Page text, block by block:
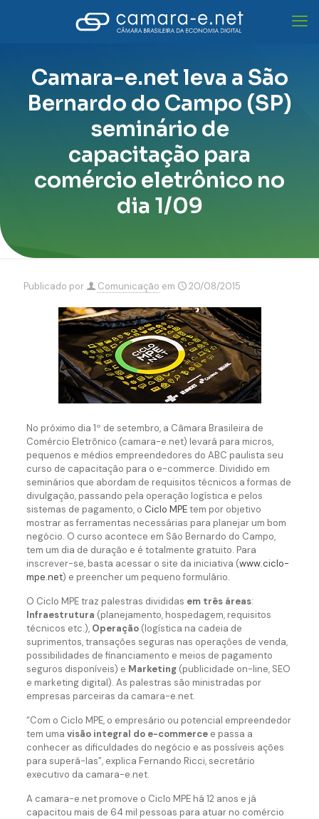
Camara-e.net leva a São
Bernardo do Campo (SP)
seminário de
capacitação para
comércio eletrônico no
dia 1/09
Publicado por Comunicação em 20/08/2015
No próximo dia 1º de setembro, a Câmara Brasileira de
Comércio Eletrônico (camara-e.net) levará para micros,
pequenos e médios empreendedores do ABC paulista seu
curso de capacitação para o e-commerce. Dividido em
seminários que abordam de requisitos técnicos a formas de
divulgação, passando pela operação logística e pelos
sistemas de pagamento, o Ciclo MPEtem por objetivo
mostrar as ferramentas necessárias para planejar um bom
negócio. O curso acontece em São Bernardo do Campo,
tem um dia de duração e é totalmente gratuito. Para
inscrever-se, basta acessar o site da iniciativa (www.ciclo-
mpe.net) e preencher um pequeno formulário.
O Ciclo MPE traz palestras divididas em três áreas:
Infraestrutura (planejamento, hospedagem, requisitos
técnicos etc.), Operação(logística na cadeia de
suprimentos, transações seguras nas operações de venda,
possibilidades de financiamento e meios de pagamento
seguros disponíveis) e Marketing(publicidade on-line, SEO
e marketing digital). As palestras são ministradas por
empresas parceiras da camara-e.net.
“Com o Ciclo MPE, o empresário ou potencial empreendedor
tem uma visão integral do e-commercee passa a
conhecer as dificuldades do negócio e as possíveis ações
para superá-las”, explica Fernando Ricci, secretário
executivo da camara-e.net.
A camara-e.net promove o Ciclo MPE há 12 anos e já
capacitou mais de 64 mil pessoas para atuar no comércio